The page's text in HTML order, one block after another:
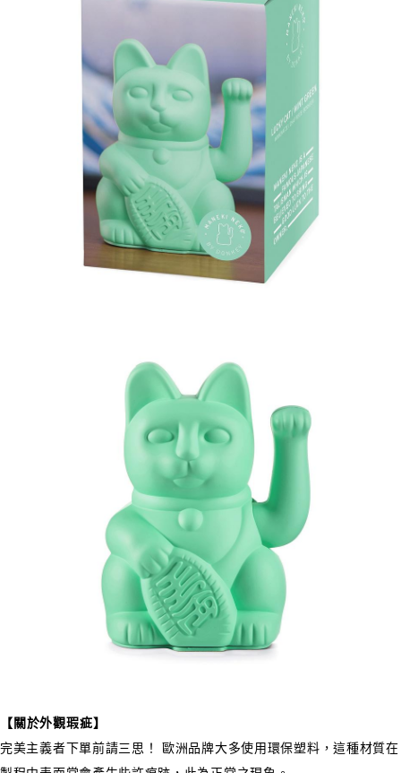
1.本服務係由「台灣大哥大股份有限公司」（以下簡稱本公司）所提供，讓
用戶於交易時，得透過本服務購買商品或服務，並由商店將買賣／分期付款
買賣價金債權讓與本公司後，依約使用本公司帳單繳交帳款。
2.基於同意付款使用「大哥付你分期」之契約關係目的，商店將以您的個人
資料（包含姓名、電話或地址）提供予台灣大哥大進項蒐集、處理及利用，
由本公司與您本人進行分期帳單所需資料之確認、核對及更正。
3.完整用戶服務條款，請詳閱以下連結： https://oppay.tw/userRule
ATM／網路銀行／等多元方式進行付款，方視為交易完成。
※ 請注意：結帳手續完成當下不需立刻繳費，但若您需要取消訂單，請聯絡
購買商品的店家。未經商家同意取消之訂單仍視為有效，需透過AFTEE先享
後付繳納相關費用。
※ 交易是否成功請以「AFTEE先享後付 」之結帳頁面顯示為準，若有關於
是否繳費成功／繳費後需取消欲退款等相關疑問，請聯繫「AFTEE先享後付
客戶支援中心」
https://netprotections.freshdesk.com/support/home
【注意事項】
１．透過由恩沛科技股份有限公司提供之「AFTEE先享後付」服務完成之交
易，需依本服務之必要範圍內提供個人資料，並將交易相關給付款項請求債
權轉讓予恩沛科技股份有限公司。
２．關於個人資料處理事宜，請瀏覽以下網址：
https://aftee.tw/terms/#terms3
３．未成年的使用者請事先徵得法定代理人或監護人之同意方可使用
「AFTEE先享後付」，若未經同意申辦者引起之損失，本公司不負相關責
４．使用「AFTEE先享後付」時，將依據個別帳號之用戶狀況，依本公司即
【關於外觀瑕疵】
完美主義者下單前請三思！ 歐洲品牌大多使用環保塑料，這種材質在